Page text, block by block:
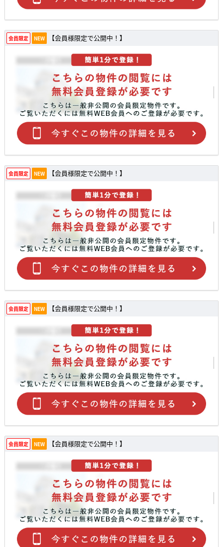
会員限定 NEW 【会員様限定で公開中！】
会員限定 NEW 【会員様限定で公開中！】
会員限定 NEW 【会員様限定で公開中！】
会員限定 NEW 【会員様限定で公開中！】